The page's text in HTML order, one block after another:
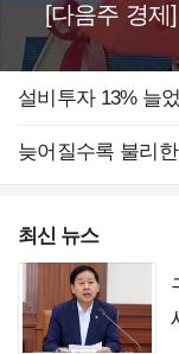
[다음주 경
설비투자 13% 늘
늦어질수록 불리
최신 뉴스